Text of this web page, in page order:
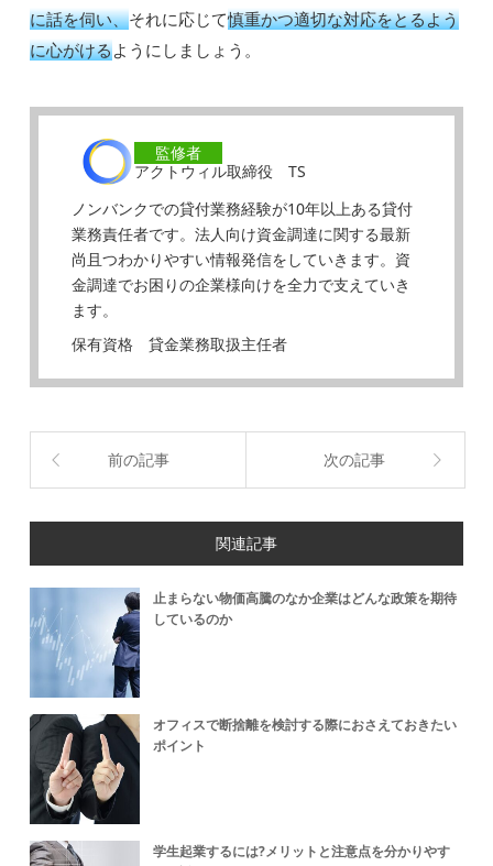
に話を伺い、それに応じて慎重かつ適切な対応をとるよう
に心がけるようにしましょう。
監修者
アクトウィル取締役 TS
ノンバンクでの貸付業務経験が10年以上ある貸付
業務責任者です。法人向け資金調達に関する最新
尚且つわかりやすい情報発信をしていきます。資
金調達でお困りの企業様向けを全力で支えていき
ます。
保有資格 貸金業務取扱主任者
前の記事 次の記事
関連記事
止まらない物価高騰のなか企業はどんな政策を期待
しているのか
オフィスで断捨離を検討する際におさえておきたい
ポイント
学生起業するには?メリットと注意点を分かりやす